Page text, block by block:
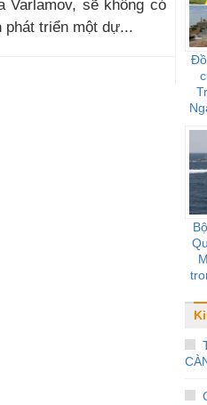
Varlamov, sẽ không có
triển một dự...